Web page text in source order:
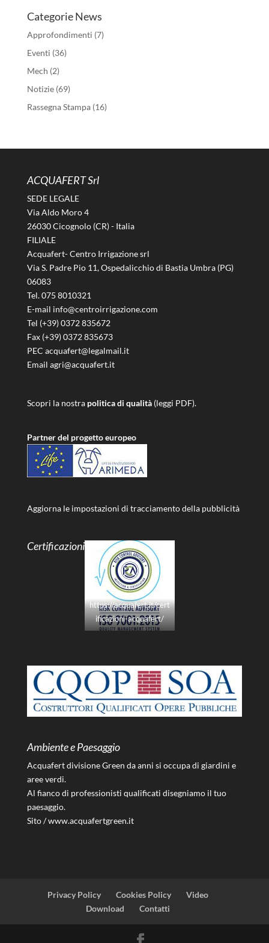
Categorie News
Approfondimenti (7)
Eventi (36)
Mech (2)
Notizie(69)
Rassegna Stampa(16)
ACQUAFERT Srl
SEDE LEGALE
Via Aldo Moro 4
26030 Cicognolo (CR) - Italia
FILIALE
Acquafert- Centro Irrigazione srl
Via S. Padre Pio 11, Ospedalicchio di Bastia Umbra (PG)
06083
Tel. 075 8010321
E-mail info@centroirrigazione.com
Tel (+39) 0372 835672
Fax (+39) 0372 835673
PEC acquafert@legalmail.it
Email agri@acquafert.it
Scopri la nostra politica di qualità(leggi PDF).
Partner del progetto europeo
Aggiorna le impostazioni di tracciamento della pubblicità
Certificazioni
https://acquafert.it/cert
ificazioni-acquafert/
Ambiente e Paesaggio
Acquafert divisione Green da anni si occupa di giardini e
aree verdi.
Al fianco di professionisti qualificati disegniamo il tuo
paesaggio.
Sito /www.acquafertgreen.it
Privacy Policy Cookies Policy
Video
Download
Contatti